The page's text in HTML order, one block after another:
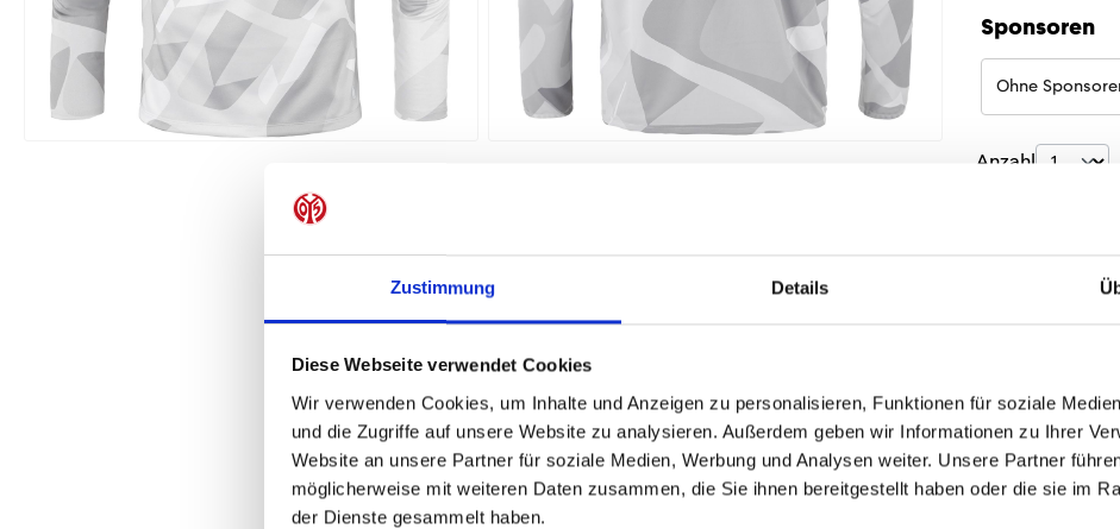
Zustimmung Details
Diese Webseite verwendet Cookies
Wir verwenden Cookies, um Inhalte und Anzeigen zu personalisieren, Funktionen für soziale
und die Zugriffe auf unsere Website zu analysieren. Außerdem geben wir Informationen zu Ihrer
Website an unsere Partner für soziale Medien, Werbung und Analysen weiter. Unsere Partner
möglicherweise mit weiteren Daten zusammen, die Sie ihnen bereitgestellt haben oder die sie im
der Dienste gesammelt haben.
Sponsoren
Ohne
Produkt
Anzahl
Sofort